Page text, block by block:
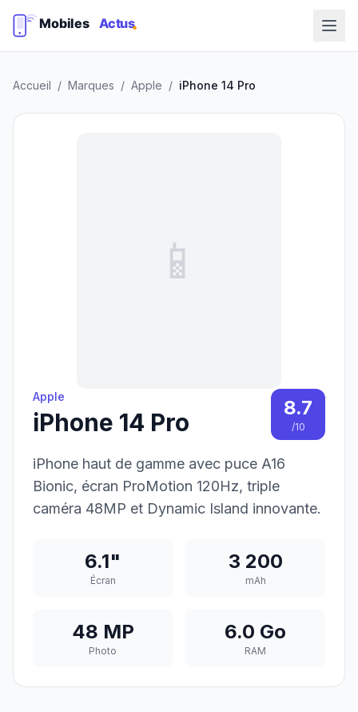
Accueil / Marques / Apple / iPhone 14 Pro
📱
Apple
iPhone 14 Pro
8.7
/10
iPhone haut de gamme avec puce A16
Bionic, écran ProMotion 120Hz, triple
caméra 48MP et Dynamic Island innovante.
6.1"
Écran
3 200
mAh
48 MP
Photo
6.0 Go
RAM